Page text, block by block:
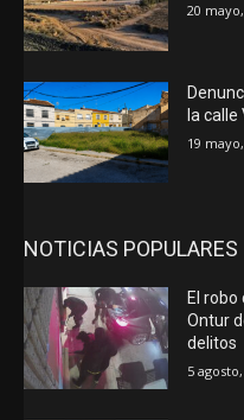
20
la calle
19
NOTICIAS POPULARES
El
Ontur
delitos
5